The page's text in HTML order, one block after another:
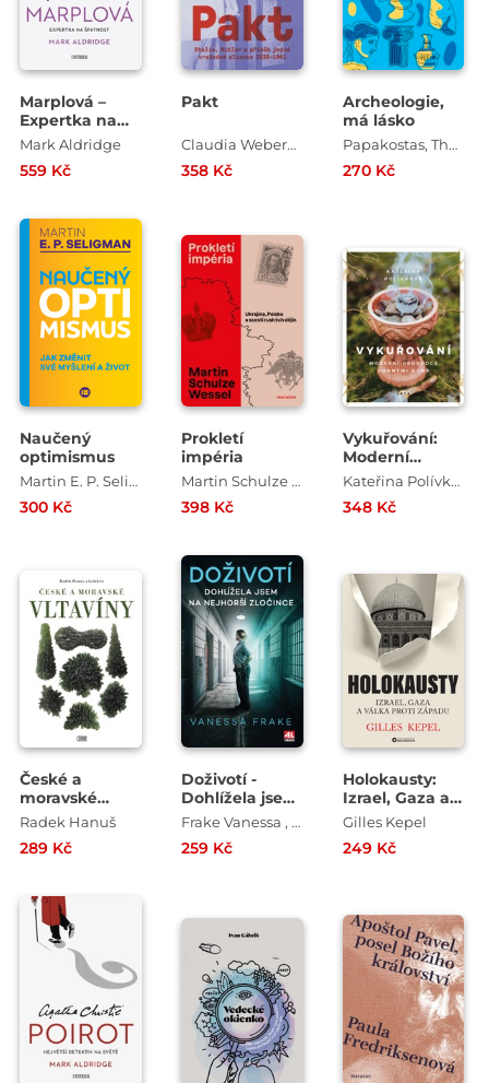
Marplová –
Expertka na
špatnost
Mark Aldridge
559 Kč
Pakt
Claudia Weberová
358 Kč
Archeologie,
má lásko
Papakostas, Theodore
270 Kč
Naučený
optimismus
Martin E. P. Seligman
300 Kč
Prokletí
impéria
Martin Schulze Wessel
398 Kč
Vykuřování:
Moderní
průvodce
Kateřina Polívková
348 Kč
České a
moravské
vltavíny
Radek Hanuš
289 Kč
Doživotí -
Dohlížela jsem
na nejhorší
Frake Vanessa , Kelly Ruth
259 Kč
Holokausty:
Izrael, Gaza a
válka proti
Gilles Kepel
249 Kč